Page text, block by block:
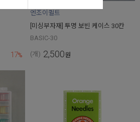
17%
엔조이퀼트
[미싱부자재] 투명 보빈 케이스 30칸
BASIC-30
(개) 2,500원